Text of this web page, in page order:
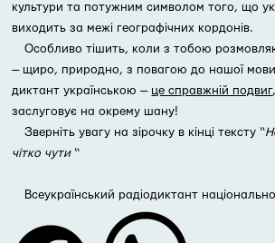
культури та потужним символом того, що
виходить за межі географічних кордонів.
Особливо тішить, коли з тобою
— щиро, природно, з повагою до нашої
диктант українською — це справжній подвиг
заслуговує на окрему шану!
Зверніть увагу на зірочку в кінці тексту “
чітко чути“
Всеукраїнський радіодиктант